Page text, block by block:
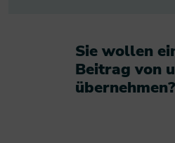
Sie wollen
Beitrag von
übernehmen?​